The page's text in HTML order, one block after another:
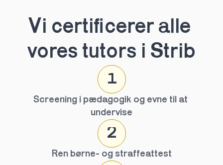
Vi certificerer alle
vores tutors i Strib
1
Screening i pædagogik og evne til at
undervise
2
Ren børne- og straffeattest